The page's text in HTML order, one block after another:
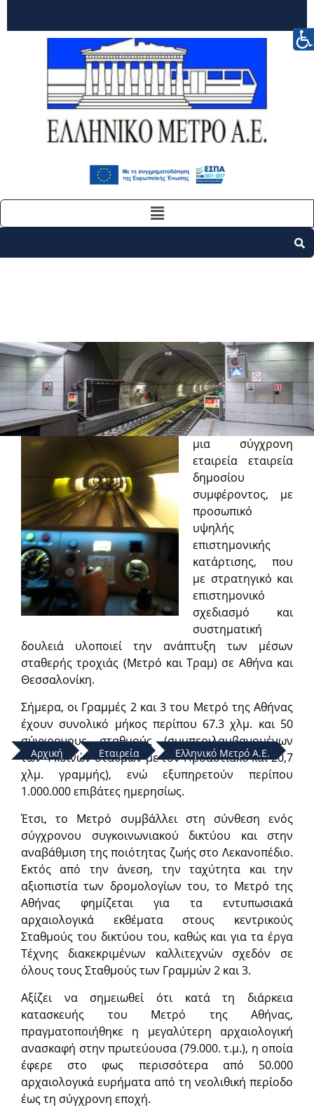
Αρχική Εταιρεία Ελληνικό Μετρό Α.Ε.
Ελληνικό Μετρό Α.Ε.
H ΕΛΛΗΝΙΚΟ
ΜΕΤΡΟ Α.Ε. είναι
μια σύγχρονη
εταιρεία εταιρεία
δημοσίου
συμφέροντος, με
προσωπικό
υψηλής
επιστημονικής
κατάρτισης, που
με στρατηγικό και
επιστημονικό
σχεδιασμό και
συστηματική
δουλειά υλοποιεί την ανάπτυξη των μέσων
σταθερής τροχιάς (Μετρό και Τραμ) σε Αθήνα και
Θεσσαλονίκη.
Σήμερα, οι Γραμμές 2 και 3 του Μετρό της Αθήνας
έχουν συνολικό μήκος περίπου 67.3 χλμ. και 50
σύγχρονους σταθμούς (συμπεριλαμβανομένων
των 4 κοινών σταθμών με τον Προαστιακό και 20,7
χλμ. γραμμής), ενώ εξυπηρετούν περίπου
1.000.000 επιβάτες ημερησίως.
Έτσι, το Μετρό συμβάλλει στη σύνθεση ενός
σύγχρονου συγκοινωνιακού δικτύου και στην
αναβάθμιση της ποιότητας ζωής στο Λεκανοπέδιο.
Εκτός από την άνεση, την ταχύτητα και την
αξιοπιστία των δρομολογίων του, το Μετρό της
Αθήνας φημίζεται για τα εντυπωσιακά
αρχαιολογικά εκθέματα στους κεντρικούς
Σταθμούς του δικτύου του, καθώς και για τα έργα
Τέχνης διακεκριμένων καλλιτεχνών σχεδόν σε
όλους τους Σταθμούς των Γραμμών 2 και 3.
Αξίζει να σημειωθεί ότι κατά τη διάρκεια
κατασκευής του Μετρό της Αθήνας,
πραγματοποιήθηκε η μεγαλύτερη αρχαιολογική
ανασκαφή στην πρωτεύουσα (79.000. τ.μ.), η οποία
έφερε στο φως περισσότερα από 50.000
αρχαιολογικά ευρήματα από τη νεολιθική περίοδο
έως τη σύγχρονη εποχή.